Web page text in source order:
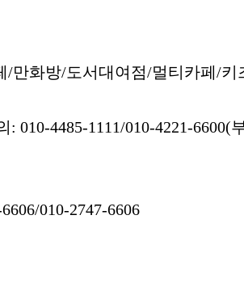
/만화방/도서대여점/멀티카페/키
: 010-4485-1111/010-4221-6600(
010-2747-6606